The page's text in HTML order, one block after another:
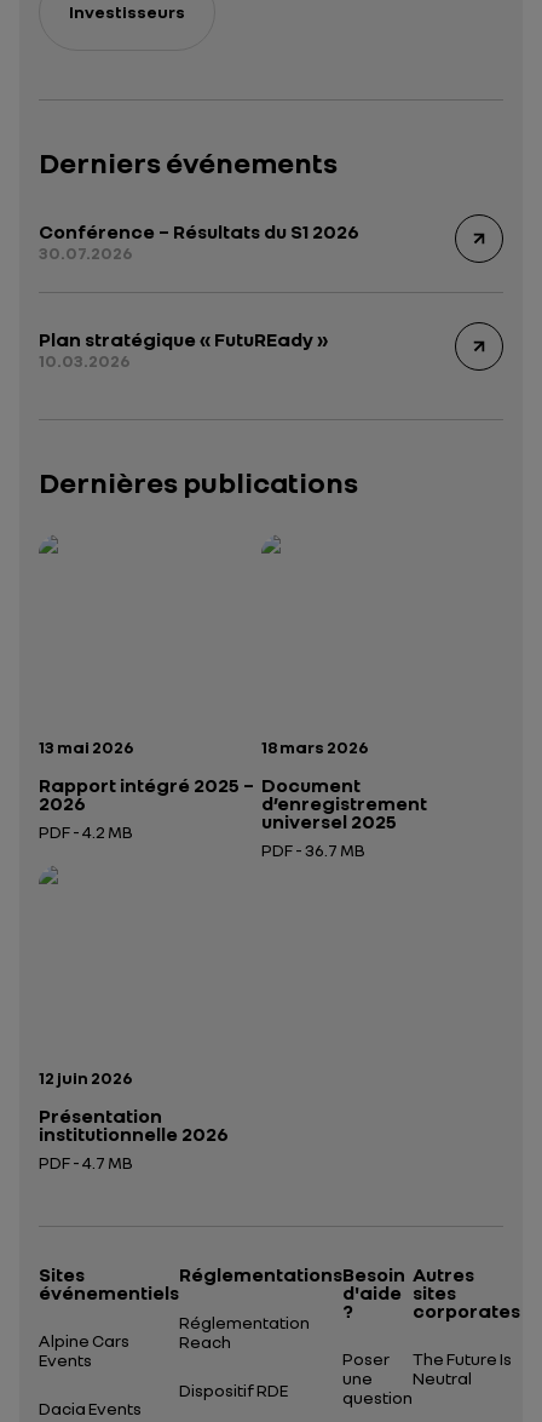
Investisseurs
Derniers événements
Conférence – Résultats du S1 2026
30.07.2026
Plan stratégique « FutuREady »
10.03.2026
Dernières publications
Date de publication:
13 mai 2026
Rapport intégré 2025 –
2026
PDF - 4.2 MB
Ouverture dans un nouvel onglet
Rapport intégré 2025 – 2026— données structurées (JSON)
Date de publication:
18 mars 2026
Document
d’enregistrement
universel 2025
PDF - 36.7 MB
Date de publication:
12 juin 2026
Présentation
institutionnelle 2026
PDF - 4.7 MB
Présentation institutionnelle 2026
Sites
événementiels
Alpine Cars
Events
Dacia Events
Réglementations
Réglementation
Reach
Dispositif RDE
Besoin
d'aide
?
Poser
une
question
Autres
sites
corporates
The Future Is
Neutral